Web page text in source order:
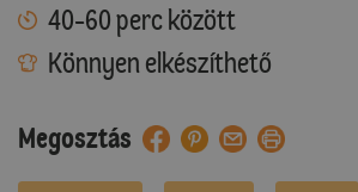
40-60 perc között
Könnyen elkészíthető
Megosztás